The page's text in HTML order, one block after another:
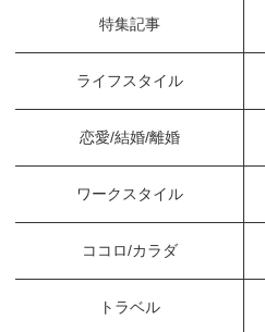
特集記事
ライフスタイル
恋愛/結婚/離婚
ワークスタイル
ココロ/カラダ
トラベル